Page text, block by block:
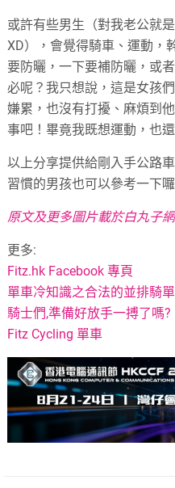
或許有些男生（對我老公就
XD），會覺得騎車、運動，
要防曬，一下要補防曬，或
必呢？我只想說，這是女孩
嫌累，也沒有打擾、麻煩到
事吧！畢竟我既想運動，也
以上分享提供給剛入手公路
習慣的男孩也可以參考一下囉
原文及更多圖片載於白丸子
更多:
Fitz.hk Facebook 專頁
單車冷知識之合法的並排騎
騎士們,準備好放手一搏了嗎?
Fitz Cycling 單車